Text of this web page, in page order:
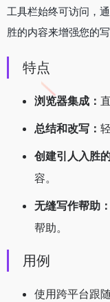
工具栏始终可访问，
胜的内容来增强您的写
特点
浏览器集成：
总结和改写：
创建引人入胜
容。
无缝写作帮助：
帮助。
用例
使用跨平台跟